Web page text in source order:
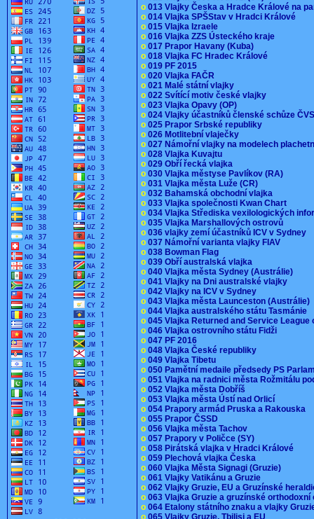
o 013 Vlajky Česka a Hradce Králové na
o 014 Vlajka SPŠStav v Hradci Králové
o 015 Vlajka Izraele
o 016 Vlajka ZZS Ústeckého kraje
o 017 Prapor Havany (Kuba)
o 018 Vlajka FC Hradec Králové
o 019 PF 2015
o 020 Vlajka FAČR
o 021 Malé státní vlajky
o 022 Svítící motiv české vlajky
o 023 Vlajka Opavy (OP)
o 024 Vlajky účastníků členské schůze
o 025 Prapor Srbské republiky
o 026 Motlitební vlaječky
o 027 Námořní vlajky na modelech
o 028 Vlajka Kuvajtu
o 029 Obří řecká vlajka
o 030 Vlajka městyse Pavlíkov (RA)
o 031 Vlajka města Luže (CR)
o 032 Bahamská obchodní vlajka
o 033 Vlajka společnosti Kwan Chart
o 034 Vlajka Střediska vexilologických
o 035 Vlajka Marshallových ostrovů
o 036 vlajky zemí účastníků ICV v Sydney
o 037 Námořní varianta vlajky FIAV
o 038 Bowman Flag
o 039 Obří australská vlajka
o 040 Vlajka města Sydney (Austrálie)
o 041 Vlajky na Dni australské vlajky
o 042 Vlajky na ICV v Sydney
o 043 Vlajka města Launceston (Austrálie)
o 044 Vlajka australského státu Tasmánie
o 045 Vlajka Returned and Service
o 046 Vlajka ostrovního státu Fidži
o 047 PF 2016
o 048 Vlajka České republiky
o 049 Vlajka Tibetu
o 050 Pamětní medaile předsedy PS
o 051 Vlajka na radnici města Rožmitálu
o 052 Vlajka města Dobříš
o 053 Vlajka města Ústí nad Orlicí
o 054 Prapory armád Pruska a Rakouska
o 055 Prapor ČSSD
o 056 Vlajka města Tachov
o 057 Prapory v Poličce (SY)
o 058 Pirátská vlajka v Hradci Králové
o 059 Plechová vlajka Česka
o 060 Vlajka Města Signagi (Gruzie)
o 061 Vlajky Vatikánu a Gruzie
o 062 Vlajky Gruzie, EU a Gruzínské
o 063 Vlajka Gruzie a gruzínské
o 064 Etalony státního znaku a vlajky
o 065 Vlajky Gruzie, Tbilisi a EU